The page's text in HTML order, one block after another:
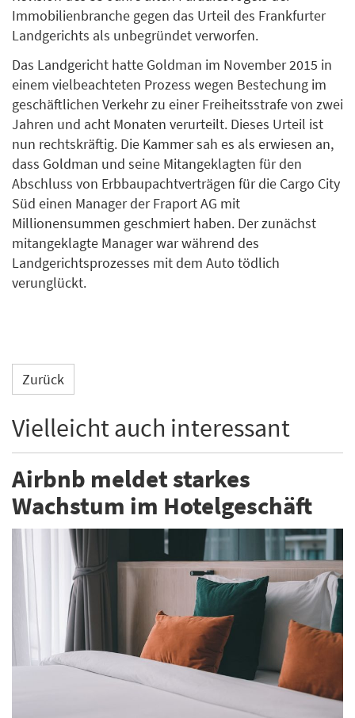
Immobilienbranche gegen das Urteil des Frankfurter
Landgerichts als unbegründet verworfen.
Das Landgericht hatte Goldman im November 2015 in
einem vielbeachteten Prozess wegen Bestechung im
geschäftlichen Verkehr zu einer Freiheitsstrafe von zwei
Jahren und acht Monaten verurteilt. Dieses Urteil ist
nun rechtskräftig. Die Kammer sah es als erwiesen an,
dass Goldman und seine Mitangeklagten für den
Abschluss von Erbbaupachtverträgen für die Cargo City
Süd einen Manager der Fraport AG mit
Millionensummen geschmiert haben. Der zunächst
mitangeklagte Manager war während des
Landgerichtsprozesses mit dem Auto tödlich
verunglückt.
Zurück
Vielleicht auch interessant
Airbnb meldet starkes
Wachstum im Hotelgeschäft